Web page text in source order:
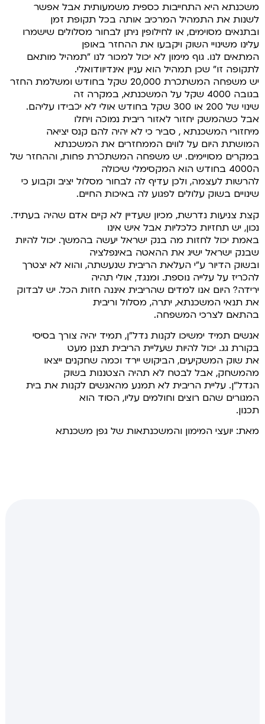
משכנתא היא התחייבות כספית משמעותית אבל אפשר
לשנות את התמהיל המרכיב אותה בכל תקופת זמן
ובתנאים מסוימים, או לחילופין ניתן לבחור מסלולים שישמרו
עלינו משינויי השוק ויקבעו את ההחזר באופן
המתאים לנו. גוף מימון לא יכול למכור לנו "תמהיל מותאם
לתקופה זו" שכן תמהיל הוא עניין אינדיוודואלי.
יש משפחה המשתכרת 20,000 שקל בחודש ומשלמת החזר
בגובה 4000 שקל על המשכנתא, במקרה זה
שינוי של 200 או 300 שקל בחודש אולי לא יכבידו עליהם.
אבל כשהמשק יחזור לאזור ריבית נמוכה ויחלו
מיחזורי המשכנתא , סביר כי לא יהיה להם קנס יציאה
המושתת היום על לווים הממחזרים את המשכנתא
במקרים מסויימים. יש משפחה המשתכרת פחות, וההחזר של
ה4000 בחודש הוא המקסימלי שיכולה
להרשות לעצמה, ולכן עדיף לה לבחור מסלול יציב וקבוע כי
שינויים בשוק עלולים לפגוע לה באיכות החיים.
קצת צניעות נדרשת, מכיון שעדיין לא קיים אדם שהיה בעתיד.
נכון, יש תחזיות כלכליות אבל איש אינו
באמת יכול לחזות מה בנק ישראל יעשה בהמשך. יכול להיות
שבנק ישראל ישיג את ההאטה באינפלציה
ובשוק הדיור ע"י העלאת הריבית שנעשתה, והוא לא יצטרך
להכריז על עלייה נוספת. ומנגד, אולי תהיה
ירידה? היום אנו למדים שהריבית איננה חזות הכל. יש לבדוק
את תנאי המשכנתא, יתרה, מסלול וריבית
בהתאם לצרכי המשפחה.
אנשים תמיד ימשיכו לקנות נדל"ן, תמיד יהיה צורך בסיסי
בקורת גג. יכול להיות שעליית הריבית תצנן מעט
את שוק המשקיעים, הביקוש יירד וכמה שחקנים ייצאו
מהמשחק, אבל לבטח לא תהיה הצטננות בשוק
הנדל"ן. עליית הריבית לא תמנע מהאנשים לקנות את בית
המגורים שהם רוצים וחולמים עליו, הסוד הוא
תכנון.
מאת: יועצי המימון והמשכנתאות של גפן משכנתא